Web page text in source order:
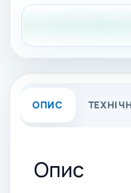
ОПИС
Опис